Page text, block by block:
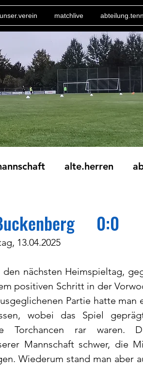
unser.verein matchlive
alte.herren
0:0
13.04.2025
nächsten Heimspieltag,
positiven Schritt in der
Partie hatte man
wobei das Spiel
Torchancen rar waren.
Mannschaft schwer, die
Wiederum stand man aber